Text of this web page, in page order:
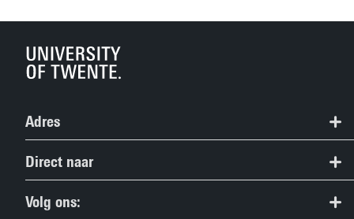
Adres
Studieinformatiecentrum
study@utwente.nl
Direct naar
Alle bacheloropleidingen
Volg ons: